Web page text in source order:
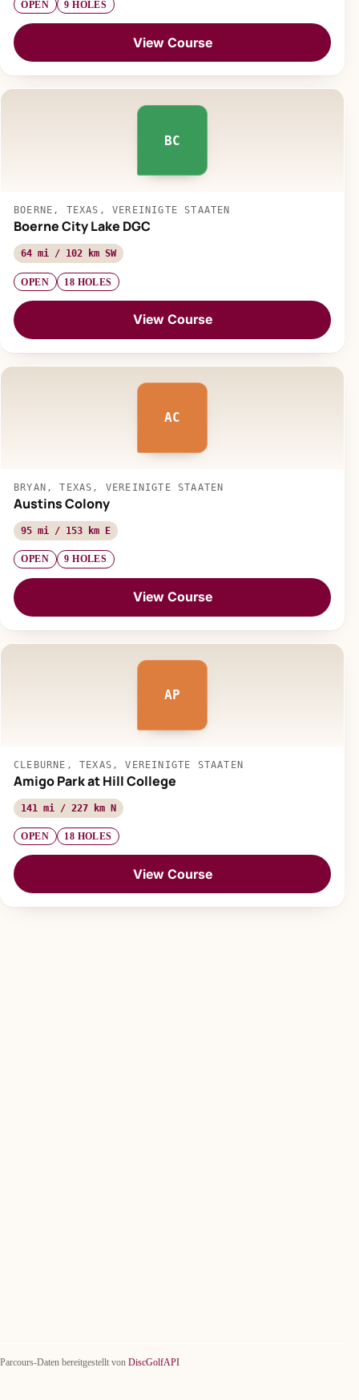
OPEN 9 HOLES
View Course
BC
BOERNE, TEXAS, VEREINIGTE STAATEN
Boerne City Lake DGC
64 mi / 102 km SW
OPEN 18 HOLES
View Course
AC
BRYAN, TEXAS, VEREINIGTE STAATEN
Austins Colony
95 mi / 153 km E
OPEN 9 HOLES
View Course
AP
CLEBURNE, TEXAS, VEREINIGTE STAATEN
Amigo Park at Hill College
141 mi / 227 km N
OPEN 18 HOLES
View Course
Parcours-Daten bereitgestellt von DiscGolfAPI